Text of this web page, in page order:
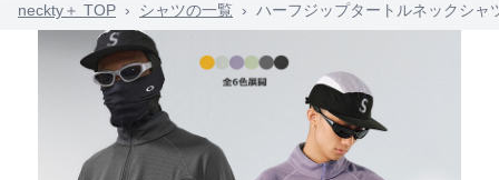
neckty＋ TOP › シャツの一覧 › ハーフジップタートルネックシャ